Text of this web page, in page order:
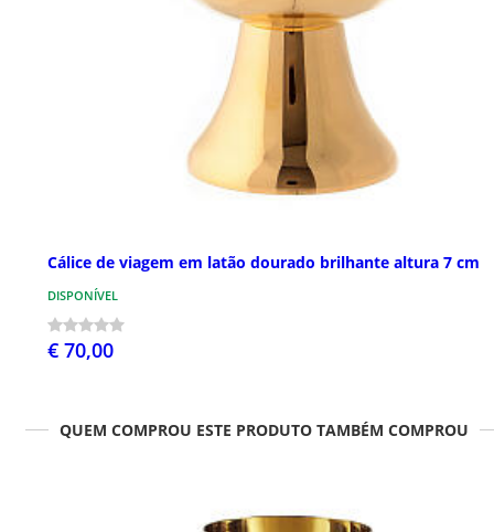
Cálice de viagem em latão dourado brilhante altura 7 cm
DISPONÍVEL
€ 70,00
QUEM COMPROU ESTE PRODUTO TAMBÉM COMPROU